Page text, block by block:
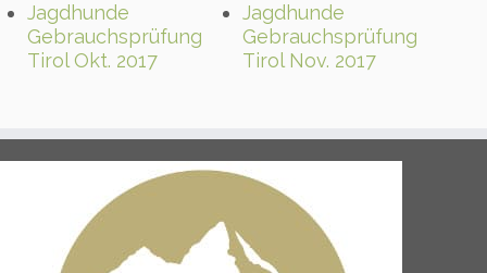
Jagdhunde
Gebrauchsprüfung
Tirol Okt. 2017
Jagdhunde
Gebrauchsprüfung
Tirol Nov. 2017